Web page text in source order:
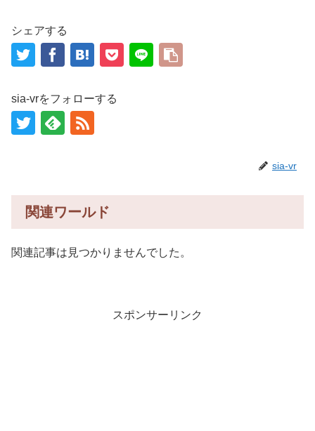
シェアする
sia-vrをフォローする
sia-vr
関連ワールド
関連記事は見つかりませんでした。
スポンサーリンク